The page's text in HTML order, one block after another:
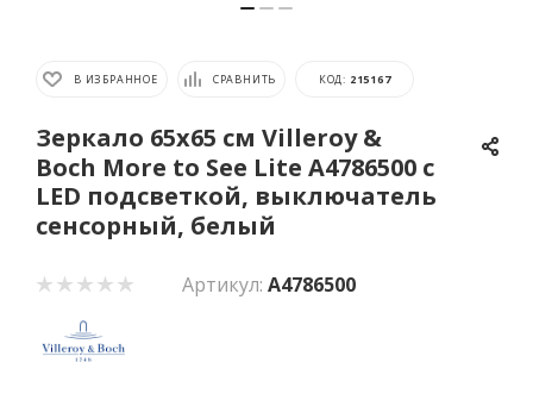
В ИЗБРАННОЕ СРАВНИТЬ КОД: 215167
Зеркало 65х65 см Villeroy &
Boch More to See Lite A4786500 с
LED подсветкой, выключатель
сенсорный, белый
Артикул: A4786500